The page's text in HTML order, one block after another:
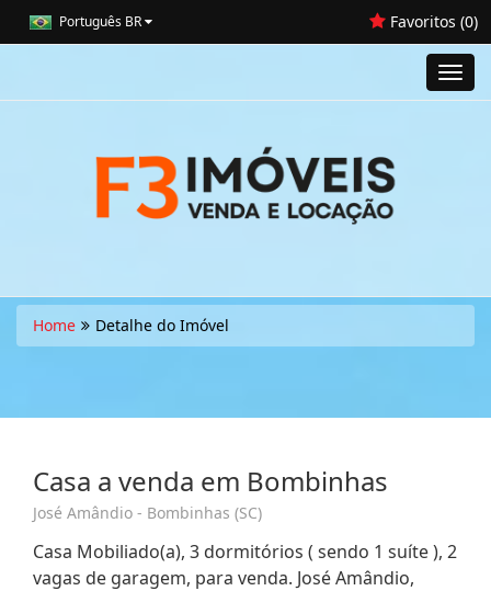
Português BR Favoritos (0)
Home Detalhe do Imóvel
Casa a venda em Bombinhas
José Amândio - Bombinhas (SC)
Casa Mobiliado(a), 3 dormitórios ( sendo 1 suíte ), 2
vagas de garagem, para venda. José Amândio,